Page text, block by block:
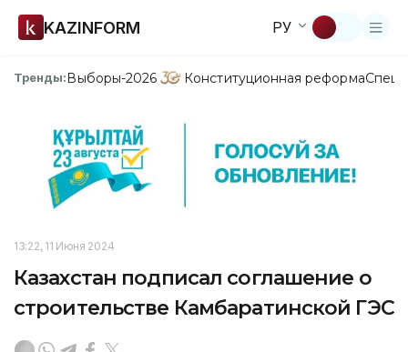
KAZINFORM РУ
Тренды:Выборы-2026 Конституционная реформа
13:22, 11 Июня 2024
Казахстан подписал соглашение о
строительстве Камбаратинской ГЭС